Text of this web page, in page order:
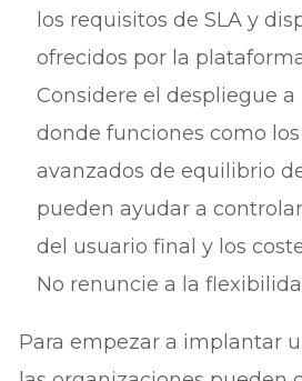
los requisitos de SLA y
ofrecidos por la
Considere el despliegue a
donde funciones como
avanzados de equilibrio
pueden ayudar a
del usuario final y los
No renuncie a la
Para empezar a implantar